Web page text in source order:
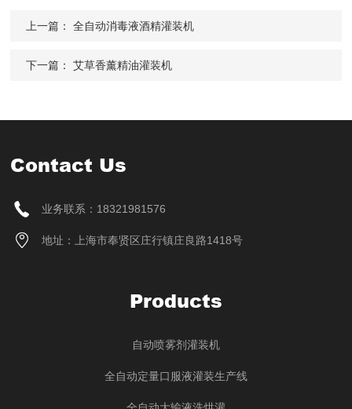
上一篇：全自动消毒液酒精灌装机
下一篇：艾草香薰精油灌装机
Contact Us
业务联系：18321981576
地址：上海市奉贤区庄行镇庄良路1418号
Products
自动喷雾剂灌装机
全自动定量口服液灌装生产线